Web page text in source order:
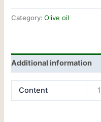
Category:Olive oil
Additional information
Content